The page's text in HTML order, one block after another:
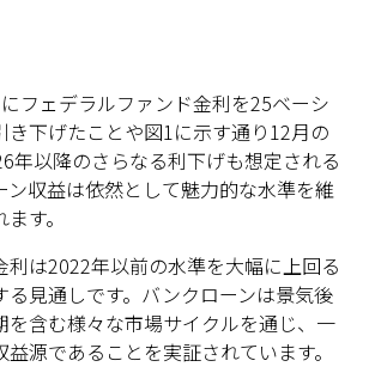
フェデラルファンド金利を25ベーシ
き下げたことや図1に示す通り12月の
年以降のさらなる利下げも想定される
ン収益は依然として魅力的な水準を維
す。
利は2022年以前の水準を大幅に上回る
る見通しです。バンクローンは景気後
を含む様々な市場サイクルを通じ、一
源であることを実証されています。